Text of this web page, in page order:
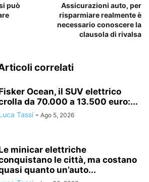
può
Assicurazioni auto, per
risparmiare realmente è
necessario conoscere la
clausola di rivalsa
correlati
Ocean, il SUV elettrico
da 70.000 a 13.500 euro:...
Tassi - Ago 5, 2026
minicar elettriche
le città, ma costano
quanto un’auto...